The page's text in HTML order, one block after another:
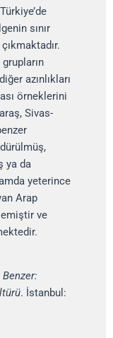
sınır
azınlıkları
örneklerini
Sivas-
ya da
yeterince
Arap
ve
. İstanbul: